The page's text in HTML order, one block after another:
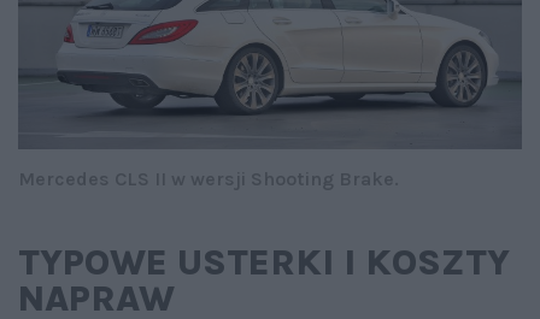
TYPOWE USTERKI I KOSZTY
NAPRAW